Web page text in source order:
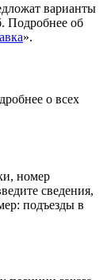
варианты
Подробнее об
».
о всех
номер
сведения,
подъезды в